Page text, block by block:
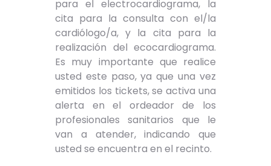
para el electrocardiograma, la
cita para la consulta con el/la
cardiólogo/a, y la cita para la
realización del ecocardiograma.
Es muy importante que realice
usted este paso, ya que una vez
emitidos los tickets, se activa una
alerta en el ordeador de los
profesionales sanitarios que le
van a atender, indicando que
usted se encuentra en el recinto.